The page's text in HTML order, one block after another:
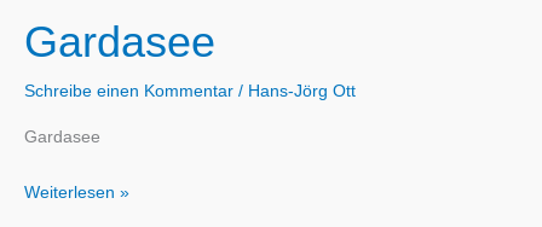
Gardasee
Schreibe einen Kommentar / Hans-Jörg Ott
Gardasee
Gardasee
Weiterlesen »